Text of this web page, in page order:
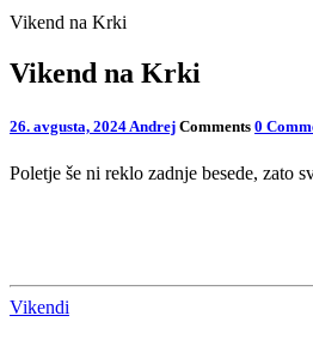
Vikend na Krki
Vikend na Krki
26. avgusta, 2024 Andrej Comments 0
Poletje še ni reklo zadnje besede, zato
Vikendi